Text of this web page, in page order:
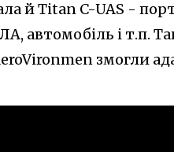
й Titan C-UAS -
автомобіль і т.п.
змогли